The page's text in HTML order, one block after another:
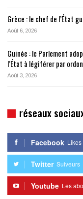
Grèce : le chef de l’État
Août 6, 2026
Guinée : le Parlement
l’État à légiférer par
Août 3, 2026
réseaux
Facebook Likes
Twitter Suiveurs
Youtube Les